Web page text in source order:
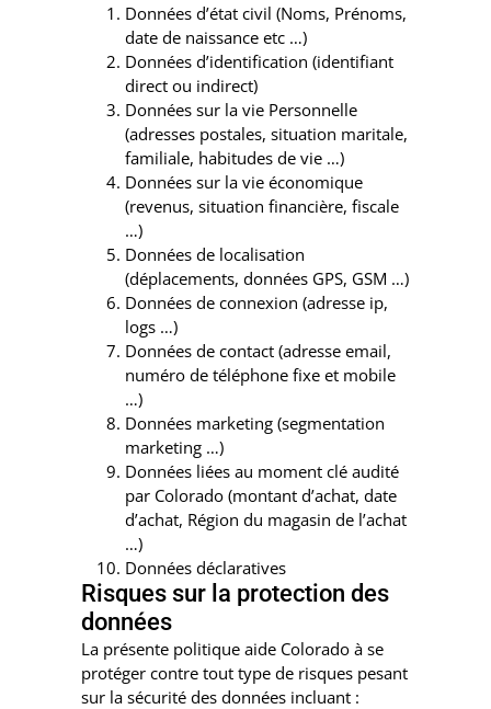
Données d’état civil (Noms, Prénoms,
date de naissance etc …)
Données d’identification (identifiant
direct ou indirect)
Données sur la vie Personnelle
(adresses postales, situation maritale,
familiale, habitudes de vie …)
Données sur la vie économique
(revenus, situation financière, fiscale
…)
Données de localisation
(déplacements, données GPS, GSM …)
Données de connexion (adresse ip,
logs …)
Données de contact (adresse email,
numéro de téléphone fixe et mobile
…)
Données marketing (segmentation
marketing …)
Données liées au moment clé audité
par Colorado (montant d’achat, date
d’achat, Région du magasin de l’achat
…)
Données déclaratives
Risques sur la protection des
données
La présente politique aide Colorado à se
protéger contre tout type de risques pesant
sur la sécurité des données incluant :